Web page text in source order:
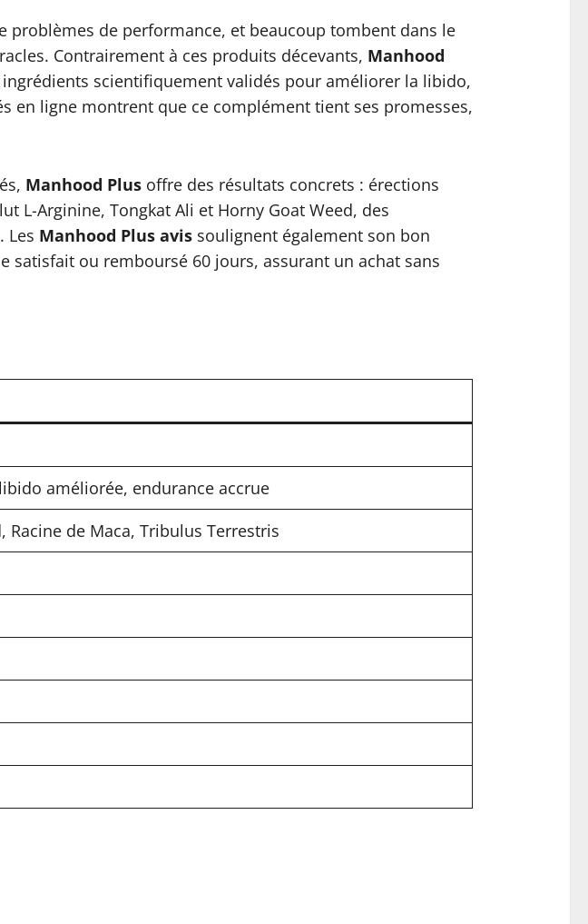
problèmes de performance, et beaucoup tombent dans le
Contrairement à ces produits décevants, Manhood
scientifiquement validés pour améliorer la libido,
en ligne montrent que ce complément tient ses promesses,
Manhood Plusoffre des résultats concrets : érections
L-Arginine, Tongkat Ali et Horny Goat Weed, des
Les Manhood Plus avissoulignent également son bon
satisfait ou remboursé 60 jours, assurant un achat sans
améliorée, endurance accrue
Racine de Maca, Tribulus Terrestris